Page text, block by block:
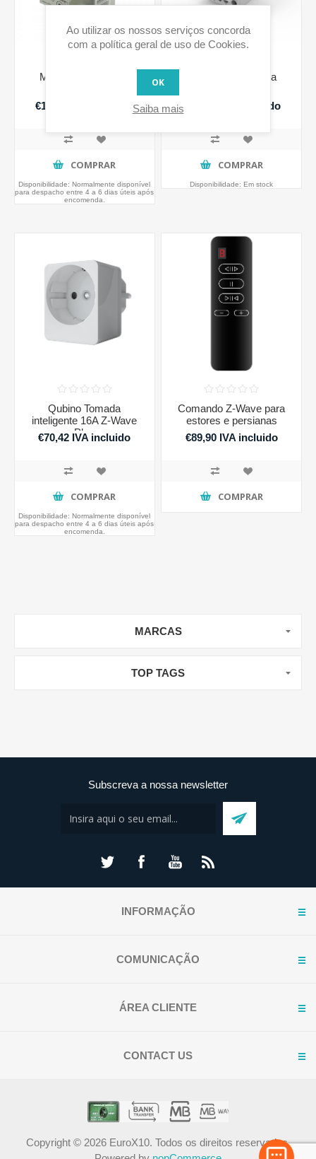
Medidor de Energia
€152,10 IVA incluido
COMPRAR
Disponibilidade: Normalmente disponível
para despacho entre 4 a 6 dias úteis após
encomenda.
Medidor de Energia
€235,70 IVA incluido
COMPRAR
Disponibilidade: Em stock
Qubino Tomada
inteligente 16A Z-Wave
Plus
€70,42 IVA incluido
COMPRAR
Disponibilidade: Normalmente disponível
para despacho entre 4 a 6 dias úteis após
encomenda.
Comando Z-Wave para
estores e persianas
€89,90 IVA incluido
COMPRAR
MARCAS
TOP TAGS
Subscreva a nossa newsletter
INFORMAÇÃO
COMUNICAÇÃO
ÁREA CLIENTE
CONTACT US
Copyright © 2026 EuroX10. Todos os direitos reservados.
Ao utilizar os nossos serviços concorda
com a política geral de uso de Cookies.
OK
Saiba mais